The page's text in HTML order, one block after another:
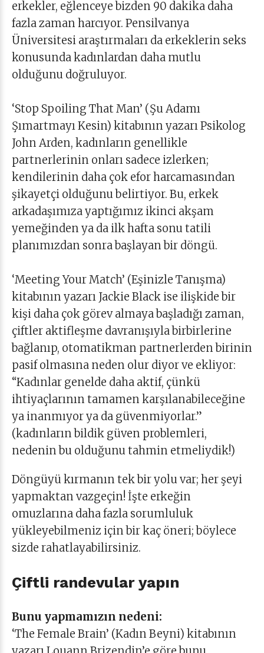
erkekler, eğlenceye bizden 90 dakika daha
fazla zaman harcıyor. Pensilvanya
Üniversitesi araştırmaları da erkeklerin seks
konusunda kadınlardan daha mutlu
olduğunu doğruluyor.
‘Stop Spoiling That Man’ (Şu Adamı
Şımartmayı Kesin) kitabının yazarı Psikolog
John Arden, kadınların genellikle
partnerlerinin onları sadece izlerken;
kendilerinin daha çok efor harcamasından
şikayetçi olduğunu belirtiyor. Bu, erkek
arkadaşımıza yaptığımız ikinci akşam
yemeğinden ya da ilk hafta sonu tatili
planımızdan sonra başlayan bir döngü.
‘Meeting Your Match’ (Eşinizle Tanışma)
kitabının yazarı Jackie Black ise ilişkide bir
kişi daha çok görev almaya başladığı zaman,
çiftler aktifleşme davranışıyla birbirlerine
bağlanıp, otomatikman partnerlerden birinin
pasif olmasına neden olur diyor ve ekliyor:
“Kadınlar genelde daha aktif, çünkü
ihtiyaçlarının tamamen karşılanabileceğine
ya inanmıyor ya da güvenmiyorlar.”
(kadınların bildik güven problemleri,
nedenin bu olduğunu tahmin etmeliydik!)
Döngüyü kırmanın tek bir yolu var; her şeyi
yapmaktan vazgeçin! İşte erkeğin
omuzlarına daha fazla sorumluluk
yükleyebilmeniz için bir kaç öneri; böylece
sizde rahatlayabilirsiniz.
Çiftli randevular yapın
Bunu yapmamızın nedeni:
‘The Female Brain’ (Kadın Beyni) kitabının